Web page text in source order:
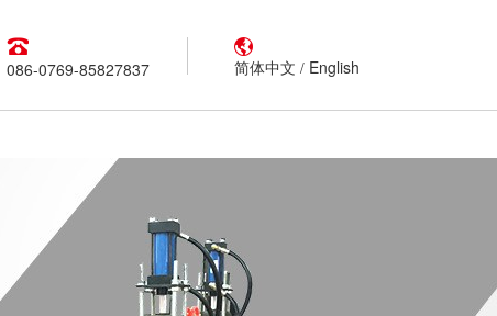
086-0769-85827837 简体中文 / English